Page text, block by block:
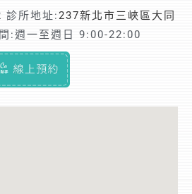
診所地址:237新北市三峽區大同
:週一至週日 9:00-22:00